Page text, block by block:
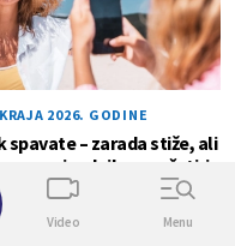
2026. GODINE
spavate – zarada stiže, ali
za pripadnike ova četiri
znaka
Video Menu